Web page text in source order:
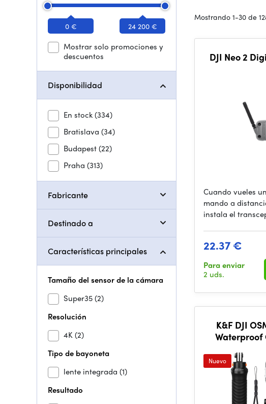
0 € 24 200 €
Mostrar solo promociones y
descuentos
Disponibilidad
En stock(334)
Bratislava (34)
Budapest(22)
Praha (313)
Fabricante
Destinado a
Características principales
Tamaño del sensor de la cámara
Super35(2)
Resolución
4K(2)
Tipo de bayoneta
lente integrada (1)
Resultado
Mostrando 1-30 de
DJI Neo 2
Cuando vueles
mando a
instala el
22.37 €
Para enviar
2 uds.
K&F DJI
Waterproof
Includes 2
Nuevo